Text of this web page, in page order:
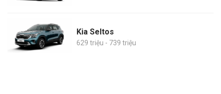
Kia Seltos
629 triệu - 739 triệu